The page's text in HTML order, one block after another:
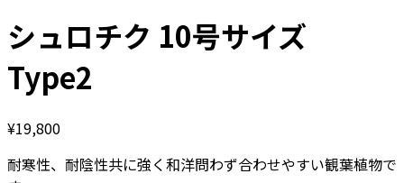
シュロチク 10号サイズ
Type2
¥19,800
耐寒性、耐陰性共に強く和洋問わず合わせやすい観葉植物で